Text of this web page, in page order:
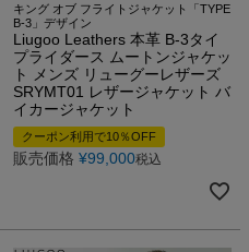
キング オブ フライトジャケット「TYPE
B-3」デザイン
Liugoo Leathers 本革 B-3タイ
プライダース ムートンジャケッ
ト メンズ リューグーレザーズ
SRYMT01 レザージャケット バ
イカージャケット
クーポン利用で10％OFF
販売価格 ¥99,000税込